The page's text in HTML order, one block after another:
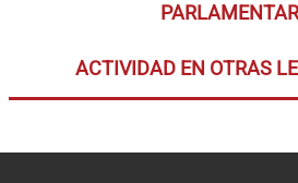
ACTIVIDAD EN OTRAS